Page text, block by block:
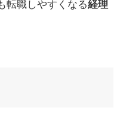
転職しやすくなる経理